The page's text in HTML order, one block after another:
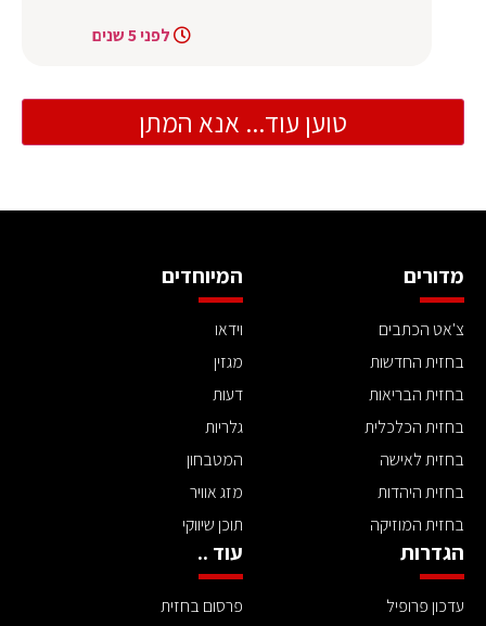
לפני 5 שנים
טוען עוד... אנא המתן
מדורים
צ'אט הכתבים
בחזית החדשות
בחזית הבריאות
בחזית הכלכלית
בחזית לאישה
בחזית היהדות
בחזית המוזיקה
המיוחדים
וידאו
מגזין
דעות
גלריות
המטבחון
מזג אוויר
תוכן שיווקי
הגדרות
עדכון פרופיל
עוד ..
פרסום בחזית